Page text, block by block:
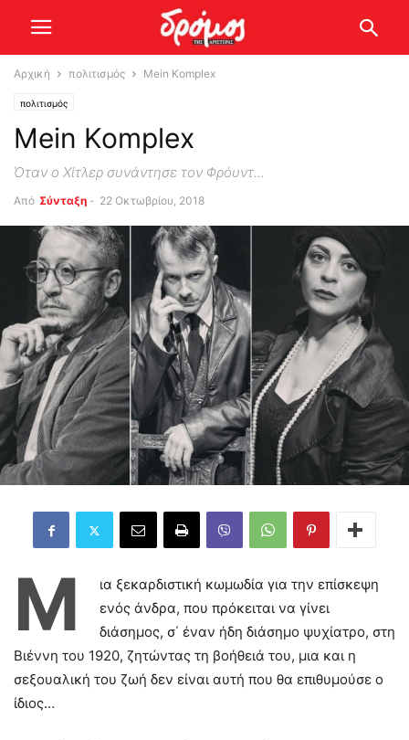
Αρχική πολιτισμός Mein Komplex
πολιτισμός
Mein Komplex
Όταν ο Χίτλερ συνάντησε τον Φρόυντ...
Από Σύνταξη - 22 Οκτωβρίου, 2018
Μ
ια ξεκαρδιστική κωμωδία για την επίσκεψη
ενός άνδρα, που πρόκειται να γίνει
διάσημος, σ΄ έναν ήδη διάσημο ψυχίατρο, στη
Βιέννη του 1920, ζητώντας τη βοήθειά του, μια και η
σεξουαλική του ζωή δεν είναι αυτή που θα επιθυμούσε ο
ίδιος…